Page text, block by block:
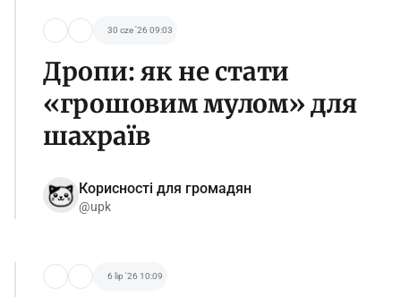
30 cze '26 09:03
Дропи: як не стати
«грошовим мулом» для
шахраїв
Корисності для громадян
@upk
6 lip '26 10:09